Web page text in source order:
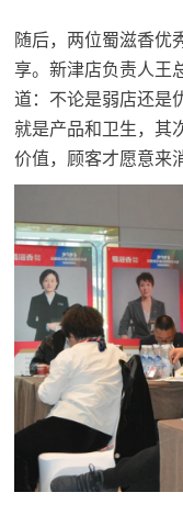
随后，两位蜀滋香优
享。新津店负责人王
道：不论是弱店还是
就是产品和卫生，其
价值，顾客才愿意来